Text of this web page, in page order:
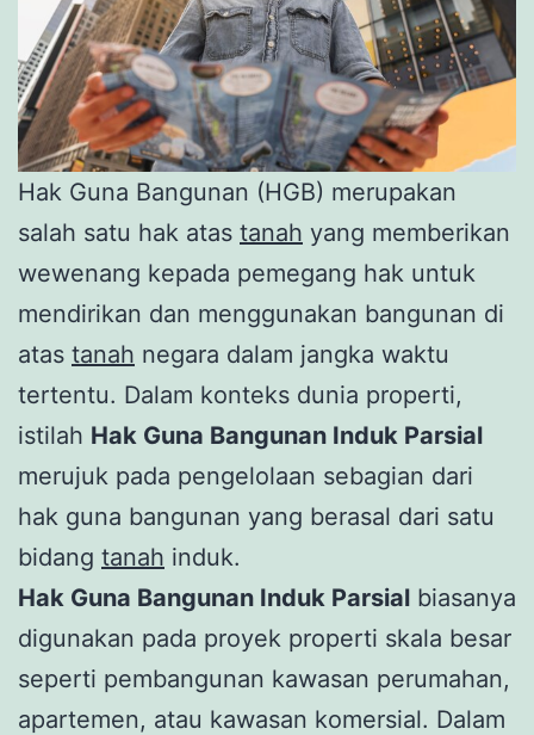
Hak Guna Bangunan (HGB) merupakan
salah satu hak atas tanah yang memberikan
wewenang kepada pemegang hak untuk
mendirikan dan menggunakan bangunan di
atas tanah negara dalam jangka waktu
tertentu. Dalam konteks dunia properti,
istilah Hak Guna Bangunan Induk Parsial
merujuk pada pengelolaan sebagian dari
hak guna bangunan yang berasal dari satu
bidang tanah induk.
Hak Guna Bangunan Induk Parsial biasanya
digunakan pada proyek properti skala besar
seperti pembangunan kawasan perumahan,
apartemen, atau kawasan komersial. Dalam